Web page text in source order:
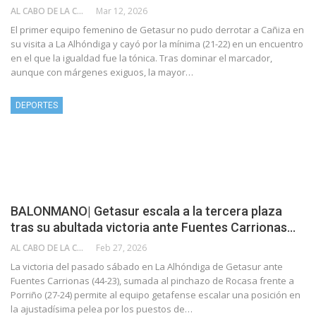
AL CABO DE LA CALLE Mar 12, 2026
El primer equipo femenino de Getasur no pudo derrotar a Cañiza en
su visita a La Alhóndiga y cayó por la mínima (21-22) en un encuentro
en el que la igualdad fue la tónica. Tras dominar el marcador,
aunque con márgenes exiguos, la mayor…
DEPORTES
BALONMANO| Getasur escala a la tercera plaza
tras su abultada victoria ante Fuentes Carrionas…
AL CABO DE LA CALLE Feb 27, 2026
La victoria del pasado sábado en La Alhóndiga de Getasur ante
Fuentes Carrionas (44-23), sumada al pinchazo de Rocasa frente a
Porriño (27-24) permite al equipo getafense escalar una posición en
la ajustadísima pelea por los puestos de…